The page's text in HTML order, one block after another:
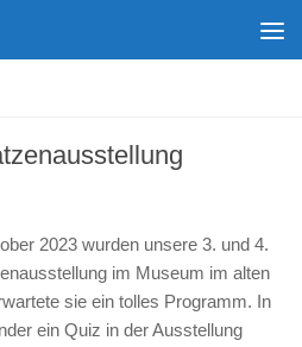
2023 wurden unsere 3. und 4.
im Museum im alten
sie ein tolles Programm. In
ein Quiz in der Ausstellung